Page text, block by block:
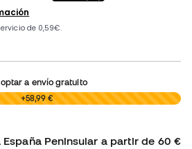
a envío gratuito
+58,99 €
España Peninsular a partir de 60 €